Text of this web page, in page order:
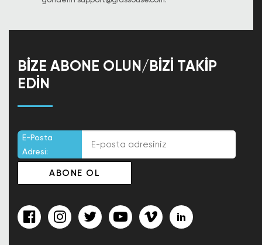
BIZE ABONE OLUN/BIZI TAKIP
EDIN
E-Posta
Adresi: